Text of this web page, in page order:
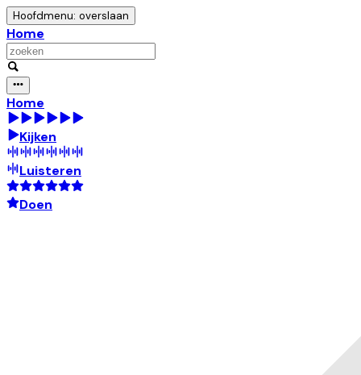
Hoofdmenu: overslaan
Home
Home
Kijken
Luisteren
Doen